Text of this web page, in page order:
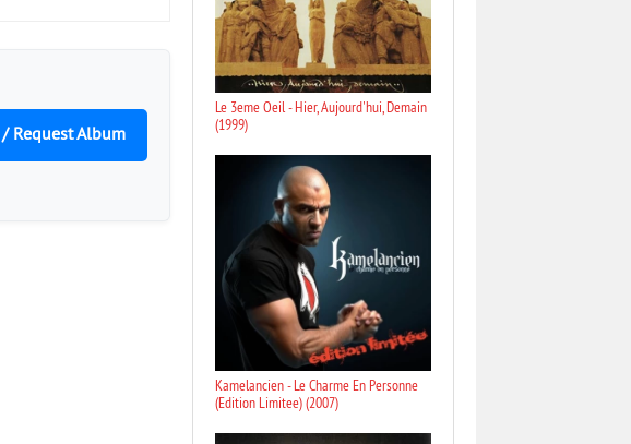
Request Album
Le 3eme Oeil - Hier, Aujourd'hui, Demain
(1999)
Kamelancien - Le Charme En Personne
(Edition Limitee) (2007)